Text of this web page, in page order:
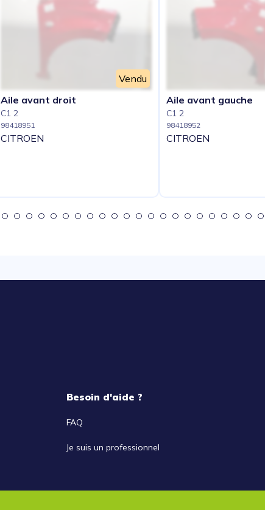
Vendu
Aile avant droit
C1 2
98418951
CITROEN
Aile avant gauche
C1 2
98418952
CITROEN
Besoin d'aide ?
FAQ
Je suis un professionnel